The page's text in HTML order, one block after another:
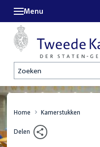
Zoeken
Menu
Home Kamerstukken
Delen